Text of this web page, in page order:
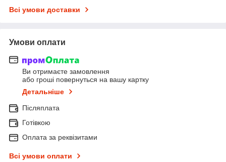
Всі умови доставки
Умови оплати
Ви отримаєте замовлення
або гроші повернуться на вашу картку
Детальніше
Післяплата
Готівкою
Оплата за реквізитами
Всі умови оплати